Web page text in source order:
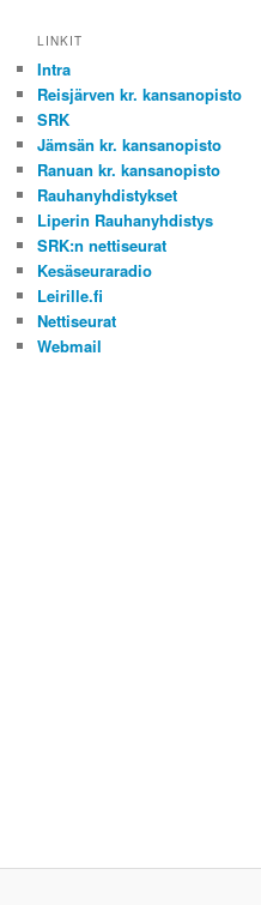
LINKIT
Intra
Reisjärven kr. kansanopisto
SRK
Jämsän kr. kansanopisto
Ranuan kr. kansanopisto
Rauhanyhdistykset
Liperin Rauhanyhdistys
SRK:n nettiseurat
Kesäseuraradio
Leirille.fi
Nettiseurat
Webmail